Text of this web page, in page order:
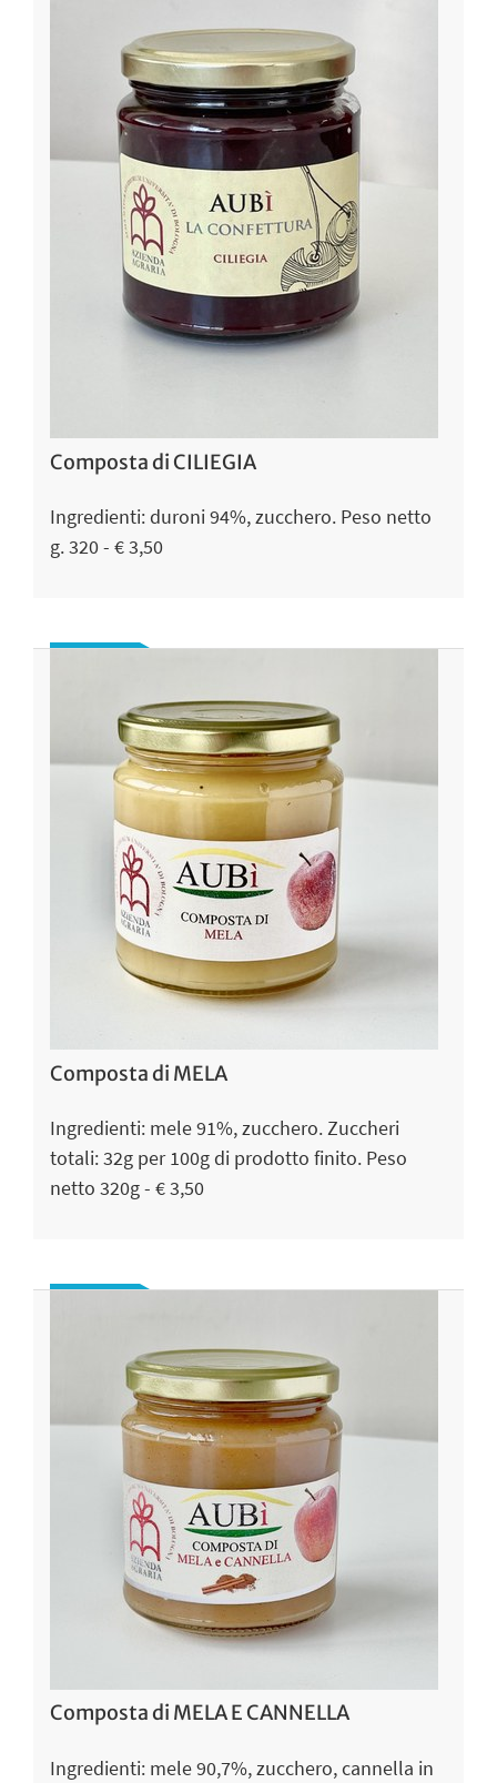
Composta di CILIEGIA
Ingredienti: duroni 94%, zucchero. Peso netto
g. 320 - € 3,50
Composta di MELA
Ingredienti: mele 91%, zucchero. Zuccheri
totali: 32g per 100g di prodotto finito. Peso
netto 320g - € 3,50
Composta di MELA E CANNELLA
Ingredienti: mele 90,7%, zucchero, cannella in